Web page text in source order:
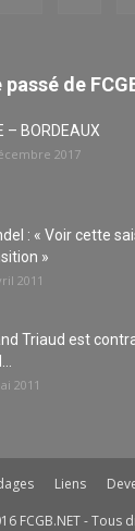
de
– BORDEAUX
2017
: « Voir cette
»
2011
Triaud est
2011
Liens
FCGB.NET - Tous